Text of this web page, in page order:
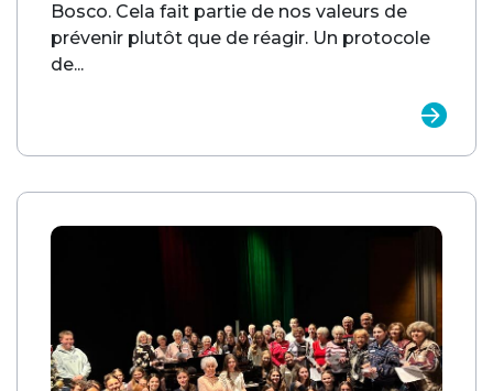
Bosco. Cela fait partie de nos valeurs de
prévenir plutôt que de réagir. Un protocole
de...